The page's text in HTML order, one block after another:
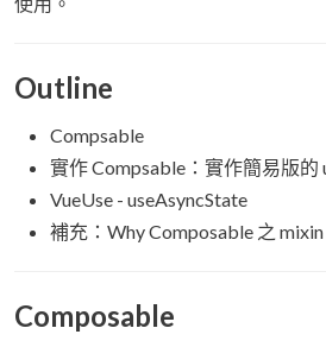
Outline
Compsable
實作 Compsable：實作簡易版的
VueUse - useAsyncState
補充：Why Composable 之
Composable